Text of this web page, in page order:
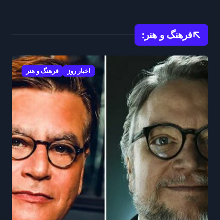
فرهنگ و هنر:
اخبار روز فرهنگ و هنر